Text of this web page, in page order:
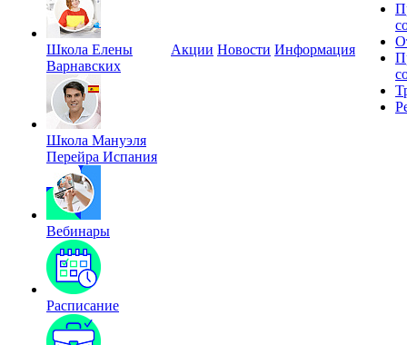
Школа Елены
Варнавских
Школа Мануэля
Перейра Испания
Вебинары
Расписание
Акции Новости Информация